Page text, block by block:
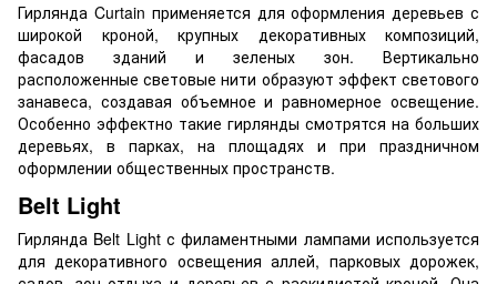
Гирлянда Curtain применяется для оформления деревьев с
широкой кроной, крупных декоративных композиций,
фасадов зданий и зеленых зон. Вертикально
расположенные световые нити образуют эффект светового
занавеса, создавая объемное и равномерное освещение.
Особенно эффектно такие гирлянды смотрятся на больших
деревьях, в парках, на площадях и при праздничном
оформлении общественных пространств.
Belt Light
Гирлянда Belt Light с филаментными лампами используется
для декоративного освещения аллей, парковых дорожек,